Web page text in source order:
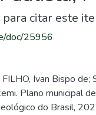
citar este
doc/25956
Ivan Bispo de;
Plano municipal
do Brasil,